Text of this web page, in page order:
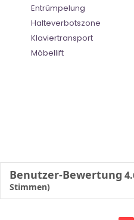
Entrümpelung
Halteverbotszone
Klaviertransport
Möbellift
Benutzer-Bewertung
Stimmen)